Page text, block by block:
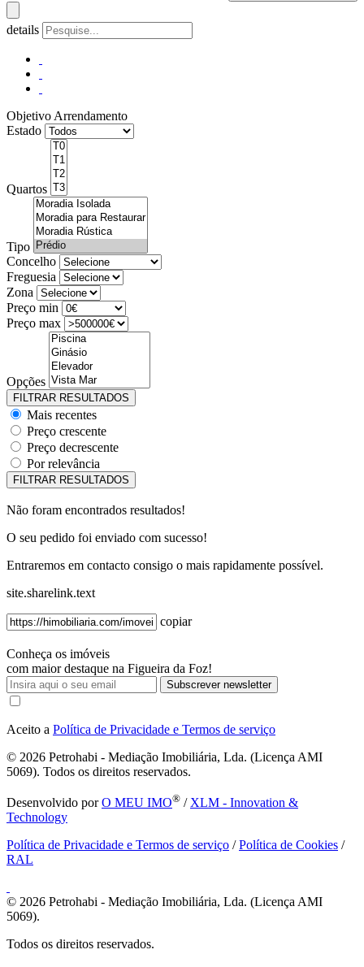
details
Objetivo Arrendamento
Estado
Quartos
Tipo
Concelho
Freguesia
Zona
Preço min
Preço max
Opções
Mais recentes
Preço crescente
Preço decrescente
Por relevância
Não foram encontrados resultados!
O seu pedido foi enviado com sucesso!
Entraremos em contacto consigo o mais rapidamente possível.
site.sharelink.text
copiar
Conheça os imóveis
com maior destaque na Figueira da Foz!
Subscrever newsletter
Aceito a Política de Privacidade e Termos de serviço
© 2026 Petrohabi - Mediação Imobiliária, Lda. (Licença AMI
5069). Todos os direitos reservados.
Desenvolvido porO MEU IMO® / XLM - Innovation &
Technology
Política de Privacidade e Termos de serviço /Política de Cookies /
RAL
© 2026 Petrohabi - Mediação Imobiliária, Lda. (Licença AMI
5069).
Todos os direitos reservados.